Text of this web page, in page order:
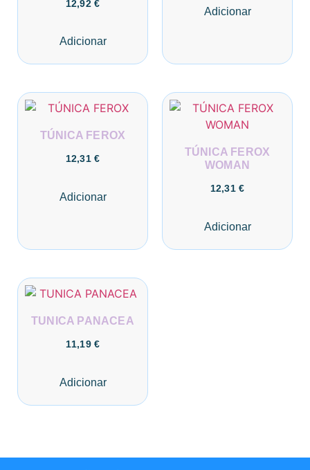
12,92 €
Adicionar
Adicionar
TÚNICA FEROX
12,31 €
Adicionar
TÚNICA FEROX
WOMAN
12,31 €
Adicionar
TUNICA PANACEA
11,19 €
Adicionar